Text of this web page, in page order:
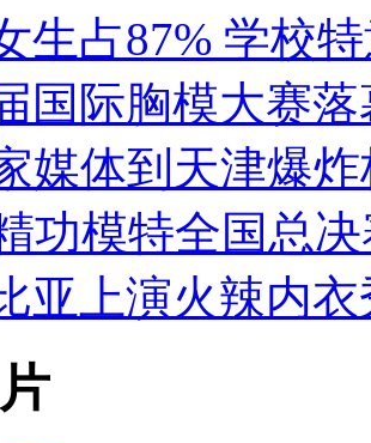
生占87% 学校
国际胸模大赛落
媒体到天津爆
功模特全国总
亚上演火辣内衣